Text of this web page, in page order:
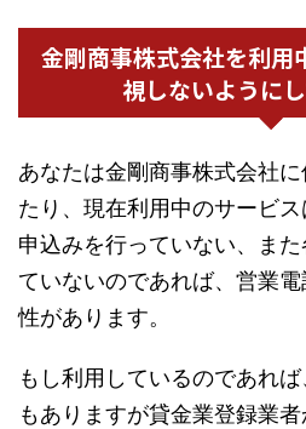
金剛商事株式会社を利用
視しないようにし
あなたは金剛商事株式会社
たり、現在利用中のサービス
申込みを行っていない、ま
ていないのであれば、営業
性があります。
もし利用しているのであれ
もありますが貸金業登録業者